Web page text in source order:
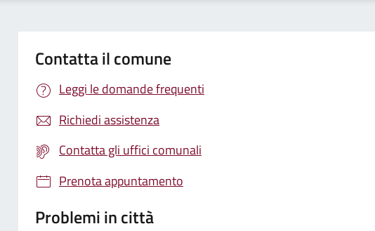
Contatta il comune
Leggi le domande frequenti
Richiedi assistenza
Contatta gli uffici comunali
Prenota appuntamento
Problemi in città